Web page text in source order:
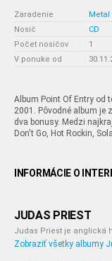
Zaradenie : Metal
Nosič
: CD
Počet nosičov
: 1
V ponuke od
:
Album Point Of Entry od
2001. Pôvodné album je
dva bonusy. Medzi
Don't Go, Hot Rockin,
INFORMÁCIE O
JUDAS PRIEST
Judas Priest je anglická
Zobraziť všetky albumy